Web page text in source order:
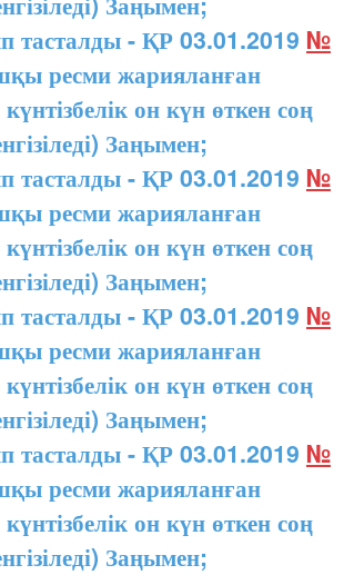
тасталды - ҚР 03.01.2019 №
ресми жарияланған
он күн өткен соң
Заңымен;
тасталды - ҚР 03.01.2019 №
ресми жарияланған
он күн өткен соң
Заңымен;
тасталды - ҚР 03.01.2019 №
ресми жарияланған
он күн өткен соң
Заңымен;
тасталды - ҚР 03.01.2019 №
ресми жарияланған
он күн өткен соң
Заңымен;